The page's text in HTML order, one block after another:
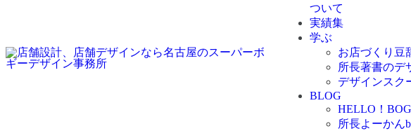
ついて
実績集
学ぶ
お店づくり豆
所長著書のデ
デザインスク
BLOG
HELLO！
所長よーかん